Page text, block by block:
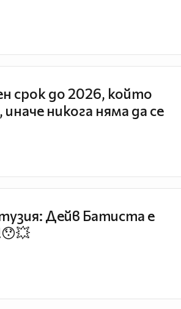
срок до 2026, който
никога няма да се
Дейв Батиста е